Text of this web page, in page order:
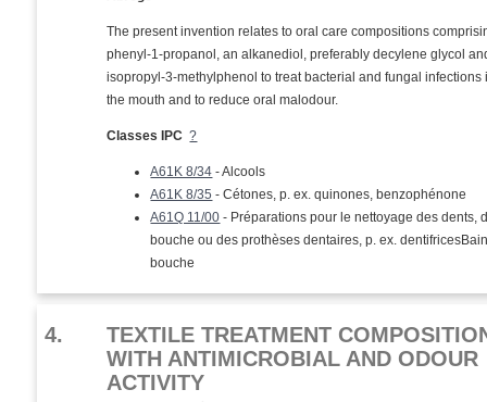
The present invention relates to oral care compositions
phenyl-1-propanol, an alkanediol, preferably decylene glycol
isopropyl-3-methylphenol to treat bacterial and fungal infections
the mouth and to reduce oral malodour.
Classes IPC ?
A61K 8/34 - Alcools
A61K 8/35 - Cétones, p. ex. quinones, benzophénone
A61Q 11/00 - Préparations pour le nettoyage des dents,
bouche ou des prothèses dentaires, p. ex.
bouche
4.
TEXTILE TREATMENT
WITH ANTIMICROBIAL AND ODOUR
ACTIVITY